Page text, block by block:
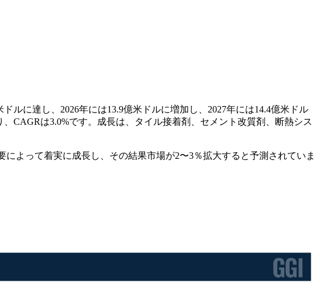
ルに達し、2026年には13.9億米ドルに増加し、2027年には14.4億米ドル
CAGRは3.0%です。成長は、タイル接着剤、セメント改質剤、断熱シス
よって着実に成長し、その結果市場が2〜3％拡大すると予測されていま